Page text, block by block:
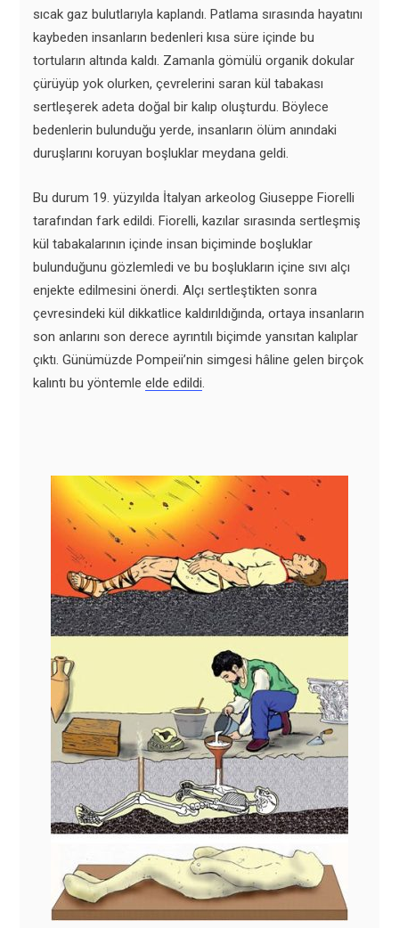
sıcak gaz bulutlarıyla kaplandı. Patlama sırasında hayatını
kaybeden insanların bedenleri kısa süre içinde bu
tortuların altında kaldı. Zamanla gömülü organik dokular
çürüyüp yok olurken, çevrelerini saran kül tabakası
sertleşerek adeta doğal bir kalıp oluşturdu. Böylece
bedenlerin bulunduğu yerde, insanların ölüm anındaki
duruşlarını koruyan boşluklar meydana geldi.
Bu durum 19. yüzyılda İtalyan arkeolog Giuseppe Fiorelli
tarafından fark edildi. Fiorelli, kazılar sırasında sertleşmiş
kül tabakalarının içinde insan biçiminde boşluklar
bulunduğunu gözlemledi ve bu boşlukların içine sıvı alçı
enjekte edilmesini önerdi. Alçı sertleştikten sonra
çevresindeki kül dikkatlice kaldırıldığında, ortaya insanların
son anlarını son derece ayrıntılı biçimde yansıtan kalıplar
çıktı. Günümüzde Pompeii’nin simgesi hâline gelen birçok
kalıntı bu yöntemle elde edildi.